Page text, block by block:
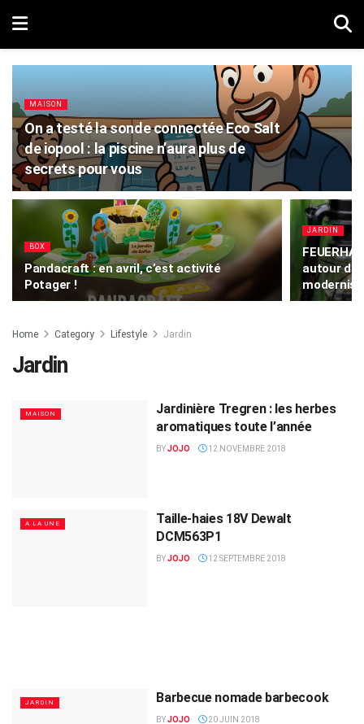
MAISON
On a testé la sonde connectée Eco Salt
de iopool : la piscine n’aura plus de
secrets pour vous
BOX
Pandacraft : en avril, c’est activité
Potager !
JARDIN
autour de
Home Category Lifestyle Jardin
Jardin
MAISON
Jardinière Tregren : les herbes
aromatiques toute l’année
BYJOJO 12 NOVEMBRE 2018
A LA UNE
Taille-haies 18V Dewalt
DCM563P1
BYJOJO 12 SEPTEMBRE 2018
JARDIN Barbecue nomade barbecook
BYJOJO 20 JUIN 2018